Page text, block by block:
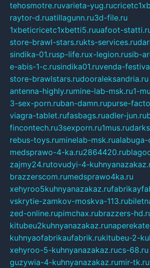
tehosmotre.ruvarieta-yug.ru
raytor-d.ruatillagunn.ru3d-file.ru
1xbeticricetc1xbetti5.ruuafoot-
store-brawl-stars.rukts-services.ru
sindika-01.rusp-life.rux-legion.rusib-
e-abis-1-c.rusindika01.ruvenda-
store-brawlstars.rudooraleksandria.ru
antenna-highly.rumine-lab-msk.ru1-
3-sex-porn.ruban-damn.rupurse-
viagra-tablet.rufasbags.ruadler-jun.ru
fincontech.ru3sexporn.ru1mus.ru
rebus-toys.ruminelab-msk.ru
medsprawo-4-ka.ru2864420.ru
zajmy24.rutovudyi-4-
brazzerscom.rumedsprawo4ka.ru
xehyroo5kuhnyanazakaz.ru
vskrytie-zamkov-moskva-113.ru
zed-online.rupimchax.rubrazzers-
kitubeu2kuhnyanazakaz.ru
kuhnyaofabrikaufabrik.rukitubeu-2-
xehyroo-5-kuhnyanazakaz.rucs-68.ru
guzywia-4-kuhnyanazakaz.rumir-tk.ru